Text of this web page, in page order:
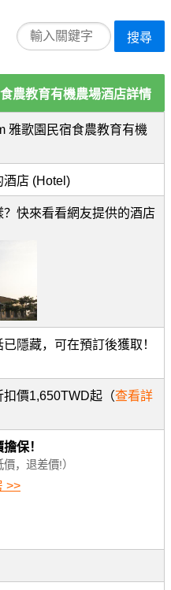
搜尋
農教育有機農場酒店詳情
雅歌園民宿食農教育有機
酒店 (Hotel)
快來看看網友提供的酒店
隱藏，可在預訂後獲取！
價1,650TWD起（查看詳
保！
，退差價!）
>>